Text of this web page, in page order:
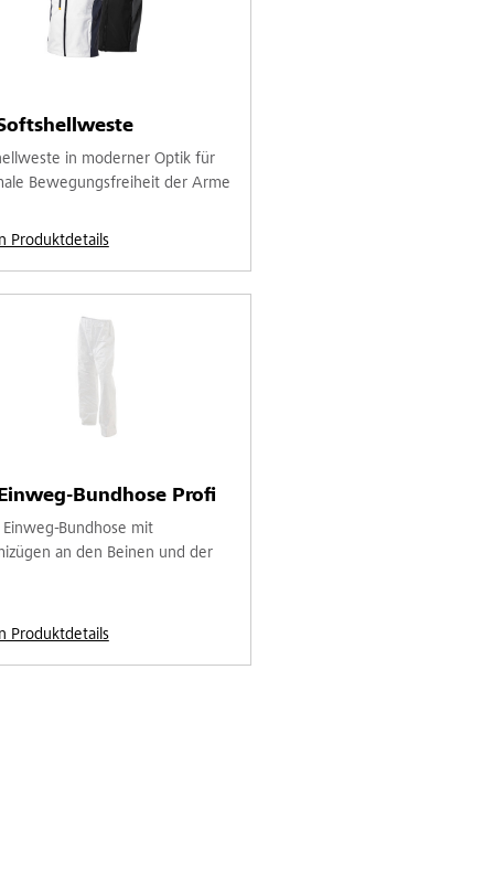
in moderner Optik für
Bewegungsfreiheit der Arme
Produktdetails
Bundhose Profi
Einweg-Bundhose mit
an den Beinen und der
Produktdetails